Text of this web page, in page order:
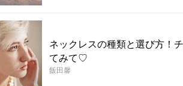
ネックレスの種類と選び方！
てみて♡
飯田馨